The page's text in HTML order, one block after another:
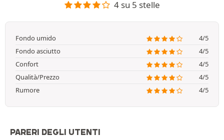
4 su 5 stelle
Fondo umido
4/5
Fondo asciutto
4/5
Confort
4/5
Qualità/Prezzo
4/5
Rumore
4/5
PARERI DEGLI UTENTI